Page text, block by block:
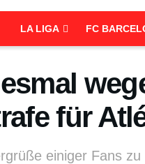
LA LIGA FC
für
einiger Fans